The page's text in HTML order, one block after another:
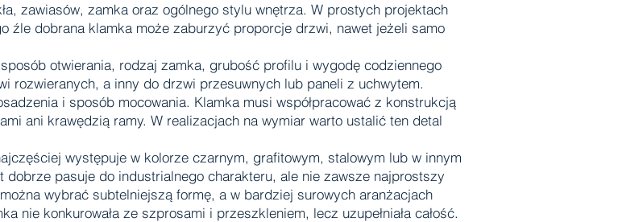
zawiasów, zamka oraz ogólnego stylu wnętrza. W prostych projektach
źle dobrana klamka może zaburzyć proporcje drzwi, nawet jeżeli samo
otwierania, rodzaj zamka, grubość profilu i wygodę codziennego
rozwieranych, a inny do drzwi przesuwnych lub paneli z uchwytem.
i sposób mocowania. Klamka musi współpracować z konstrukcją
ani krawędzią ramy. W realizacjach na wymiar warto ustalić ten detal
występuje w kolorze czarnym, grafitowym, stalowym lub w innym
dobrze pasuje do industrialnego charakteru, ale nie zawsze najprostszy
wybrać subtelniejszą formę, a w bardziej surowych aranżacjach
nie konkurowała ze szprosami i przeszkleniem, lecz uzupełniała całość.